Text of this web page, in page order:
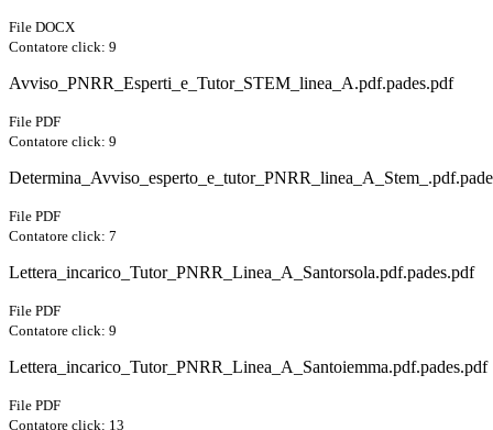
File DOCX
Contatore click: 9
Avviso_PNRR_Esperti_e_Tutor_STEM_linea_A.pdf.pades.pdf
File PDF
Contatore click: 9
File PDF
Contatore click: 7
Lettera_incarico_Tutor_PNRR_Linea_A_Santorsola.pdf.pades.pdf
File PDF
Contatore click: 9
Lettera_incarico_Tutor_PNRR_Linea_A_Santoiemma.pdf.pades.pdf
File PDF
Contatore click: 13